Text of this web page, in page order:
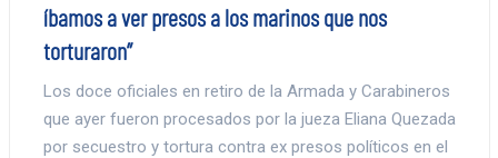
íbamos a ver presos a los marinos que nos
torturaron”
Los doce oficiales en retiro de la Armada y Carabineros
que ayer fueron procesados por la jueza Eliana Quezada
por secuestro y tortura contra ex presos políticos en el